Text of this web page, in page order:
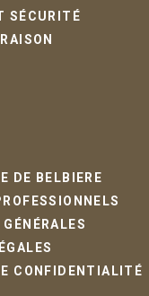
SÉCURITÉ
DE BELBIERE
CONFIDENTIALITÉ